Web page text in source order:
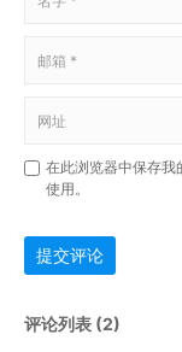
在此浏览器中保存我
使用。
提交评论
评论列表 (2)